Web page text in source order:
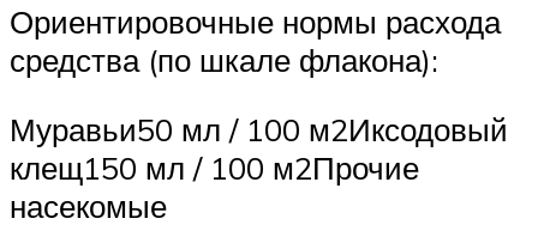
Ориентировочные нормы расхода
средства (по шкале флакона):
Муравьи50 мл / 100 м2Иксодовый
клещ150 мл / 100 м2Прочие
насекомые